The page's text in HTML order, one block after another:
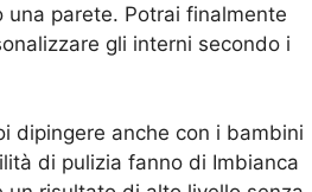
parete. Potrai finalmente
gli interni secondo i
dipingere anche con i bambini
di pulizia fanno di Imbianca